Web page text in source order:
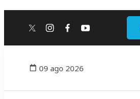
twitterinstagram
facebook
youtube
09 ago 2026